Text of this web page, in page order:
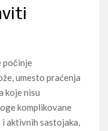
počinje
umesto praćenja
koje nisu
komplikovane
aktivnih sastojaka,